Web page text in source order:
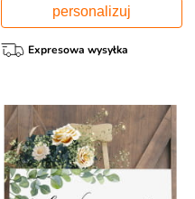
personalizuj
Expresowa wysyłka